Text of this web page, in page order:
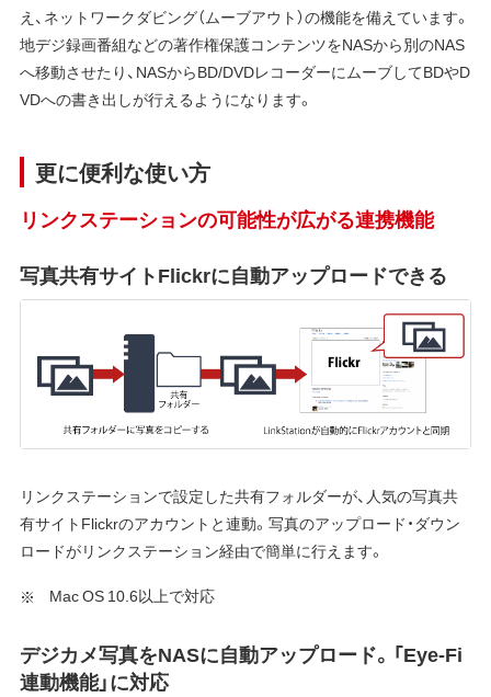
え、ネットワークダビング（ムーブアウト）の機能を備えています。
地デジ録画番組などの著作権保護コンテンツをNASから別のNAS
へ移動させたり、NASからBD/DVDレコーダーにムーブしてBDやD
VDへの書き出しが行えるようになります。
更に便利な使い方
リンクステーションの可能性が広がる連携機能
写真共有サイトFlickrに自動アップロードできる
リンクステーションで設定した共有フォルダーが、人気の写真共
有サイトFlickrのアカウントと連動。写真のアップロード・ダウン
ロードがリンクステーション経由で簡単に行えます。
Mac OS 10.6以上で対応
デジカメ写真をNASに自動アップロード。「Eye-Fi
連動機能」に対応